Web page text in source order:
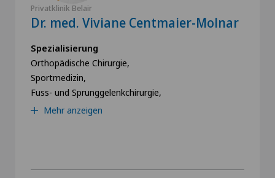
Privatklinik Belair
Dr. med. Viviane Centmaier-Molnar
Spezialisierung
Orthopädische Chirurgie,
Sportmedizin,
Fuss- und Sprunggelenkchirurgie,
Mehr anzeigen